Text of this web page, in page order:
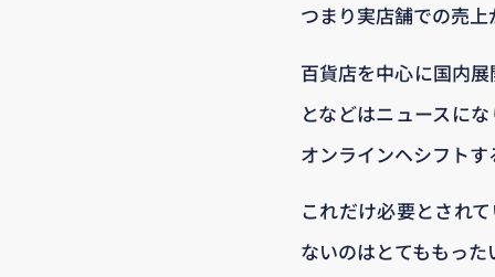
つまり実店舗での売
百貨店を中心に国内
となどはニュースに
オンラインヘシフト
これだけ必要とされ
ないのはとてももっ